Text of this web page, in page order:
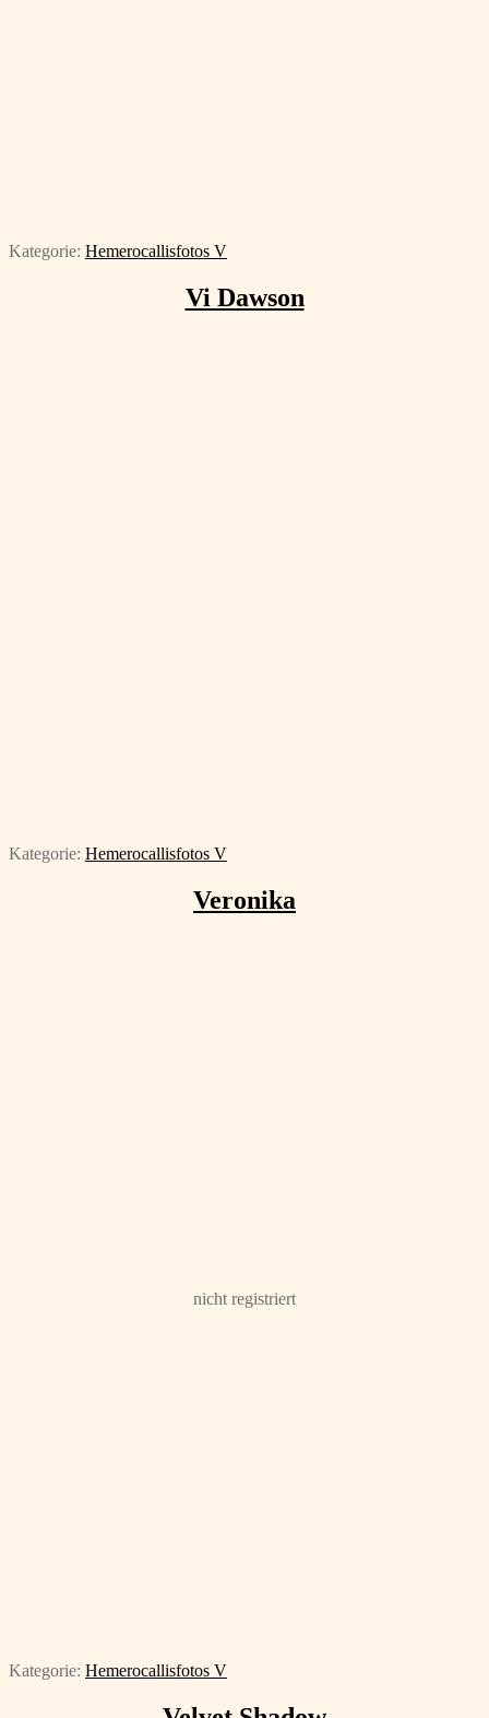
Kategorie: Hemerocallisfotos V
Vi Dawson
Kategorie: Hemerocallisfotos V
Veronika
nicht registriert
Kategorie: Hemerocallisfotos V